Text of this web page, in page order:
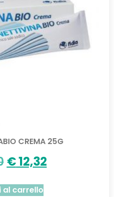
CREMA 25G
€12,32
al carrello